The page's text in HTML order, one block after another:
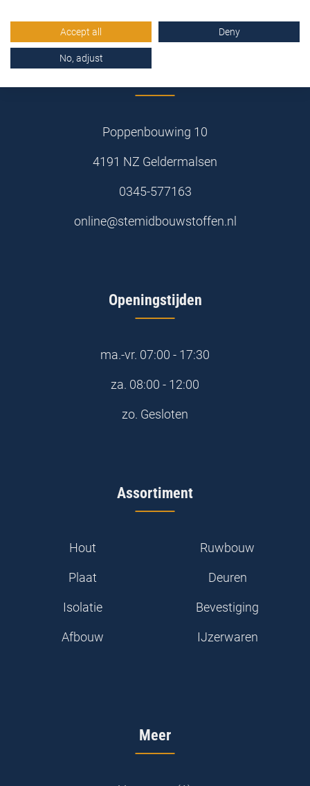
Poppenbouwing 10
4191 NZ Geldermalsen
0345-577163
online@stemidbouwstoffen.nl
Openingstijden
ma.-vr. 07:00 - 17:30
za. 08:00 - 12:00
zo. Gesloten
Assortiment
Hout
Plaat
Isolatie
Afbouw
Ruwbouw
Deuren
Bevestiging
IJzerwaren
Meer
Accept all Deny
No, adjust